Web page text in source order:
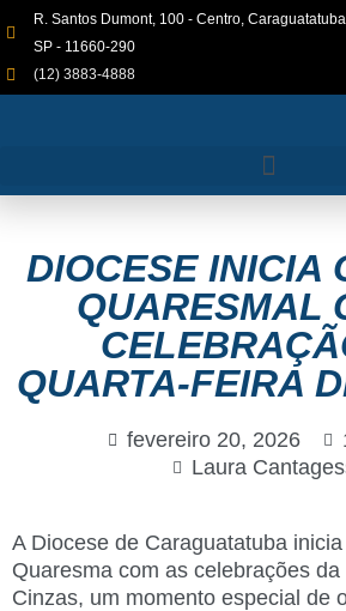
R. Santos Dumont, 100 - Centro,
SP - 11660-290
(12) 3883-4888
DIOCESE INICIA
QUARESMAL
QUARTA-FEIRA
fevereiro 20, 2026
Laura
A Diocese de Caraguatatuba
Quaresma com as celebrações
Cinzas, um momento especial de